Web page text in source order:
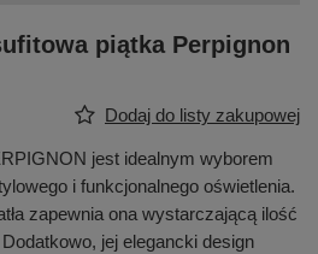
piątka Perpignon
Dodaj do listy zakupowej
jest idealnym wyborem
i funkcjonalnego oświetlenia.
zapewnia ona wystarczającą ilość
jej elegancki design